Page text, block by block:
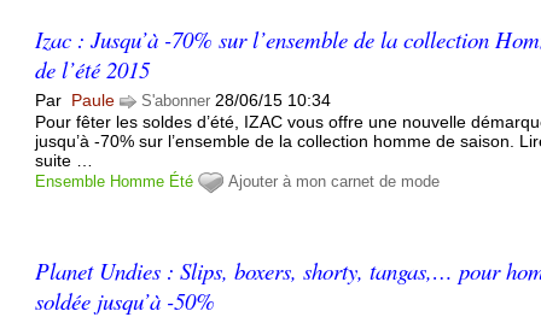
Izac : Jusqu’à -70% sur l’ensemble de la collection
de l’été 2015
Par Paule S'abonner 28/06/15 10:34
Pour fêter les soldes d’été, IZAC vous offre une nouvelle
jusqu’à -70% sur l’ensemble de la collection homme de saison.
suite …
Ensemble Homme Été Ajouter à mon carnet de mode
Planet Undies : Slips, boxers, shorty, tangas,… pour
soldée jusqu’à -50%